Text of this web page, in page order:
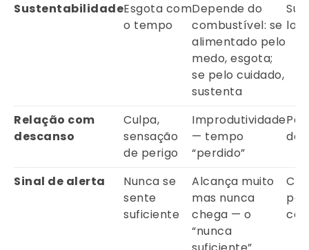
SustentabilidadeEsgota com
o tempo
Depende do
combustível: se
alimentado pelo
medo, esgota;
se pelo cuidado,
sustenta
Relação com
descanso
Culpa,
sensação
de perigo
Improdutividade
— tempo
“perdido”
do
Sinal de alerta
Nunca se
sente
suficiente
Alcança muito
mas nunca
chega — o
“nunca